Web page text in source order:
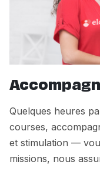
Quelques heures
courses,
et stimulation —
missions, nous